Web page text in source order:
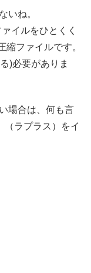
いね。
イルをひとくく
縮ファイルです。
)必要がありま
場合は、何も言
（ラプラス）をイ